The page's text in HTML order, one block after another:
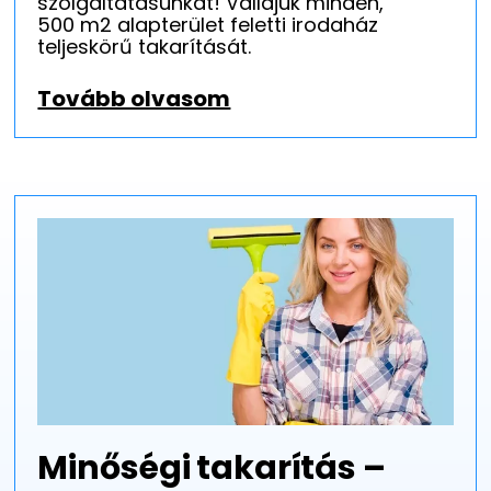
500 m2 alapterület feletti irodaház
teljeskörű takarítását.
Tovább olvasom
Minőségi takarítás –